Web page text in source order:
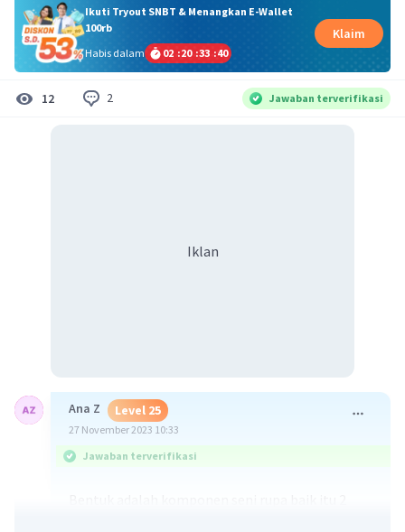
Ikuti Tryout SNBT & Menangkan E-Wallet
100rb
Habis dalam
02 :20 :33 :40
Klaim
12 2 Jawaban terverifikasi
Iklan
Ana Z Level 25
27 November 2023 10:33
Jawaban terverifikasi